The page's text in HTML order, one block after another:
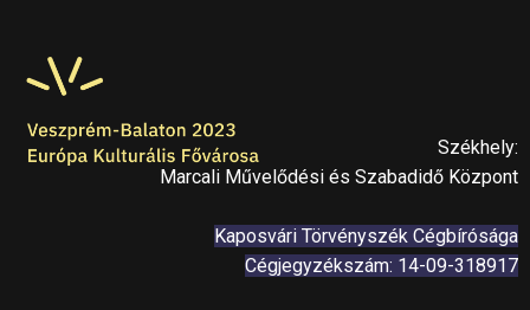
Székhely:
Marcali Művelődési és Szabadidő Központ
Kaposvári Törvényszék Cégbírósága
Cégjegyzékszám: 14-09-318917